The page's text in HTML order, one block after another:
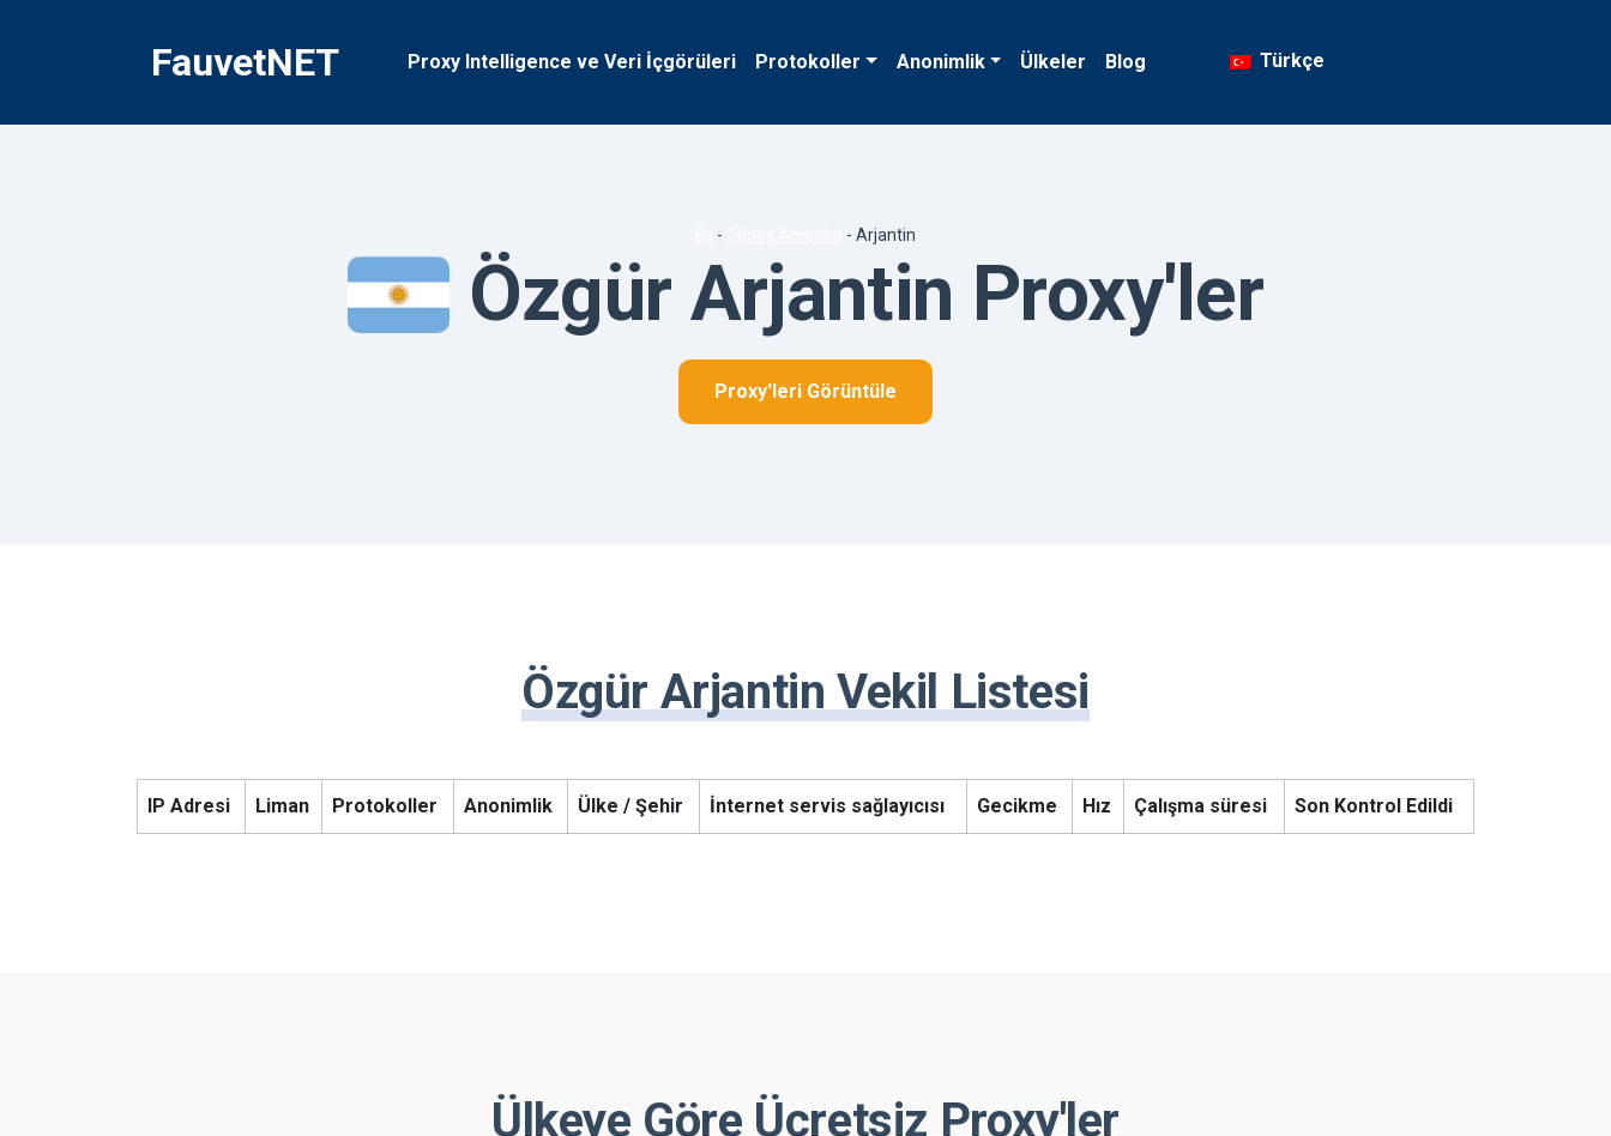
FauvetNET Proxy Intelligence ve Veri İçgörüleri Protokoller Anonimlik Ülkeler Blog Türkçe
- - Arjantin
Özgür Arjantin Proxy'ler
Proxy'leri Görüntüle
Özgür Arjantin Vekil Listesi
IP Adresi Liman Protokoller Anonimlik Ülke / Şehir İnternet servis sağlayıcısı Gecikme Hız Çalışma süresi Son Kontrol Edildi
Ülkeye Göre Ücretsiz Proxy'ler